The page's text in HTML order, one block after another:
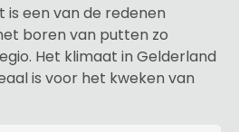
een van de redenen
boren van putten zo
Het klimaat in Gelderland
is voor het kweken van